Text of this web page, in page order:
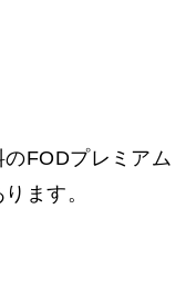
FODプレミアム
ます。